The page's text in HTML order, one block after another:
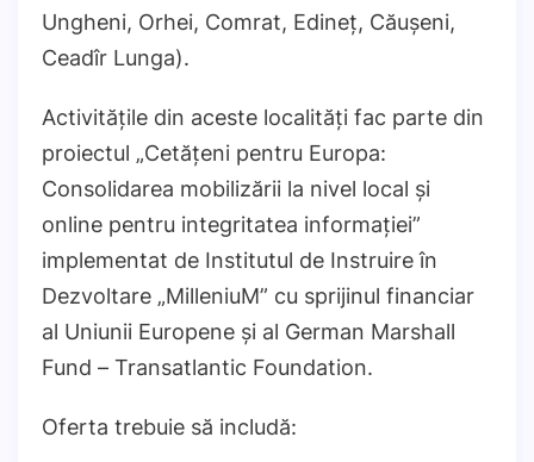
Ungheni, Orhei, Comrat, Edineț, Căușeni,
Ceadîr Lunga).
Activitățile din aceste localități fac parte din
proiectul „Cetățeni pentru Europa:
Consolidarea mobilizării la nivel local și
online pentru integritatea informației”
implementat de Institutul de Instruire în
Dezvoltare „MilleniuM” cu sprijinul financiar
al Uniunii Europene și al German Marshall
Fund – Transatlantic Foundation.
Oferta trebuie să includă: